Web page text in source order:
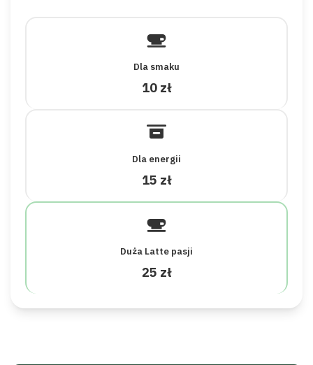
Dla smaku
10 zł
Dla energii
15 zł
Duża Latte pasji
25 zł